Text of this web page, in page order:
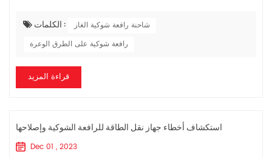
الكلمات :
شاحنة رافعة شوكية الغاز
رافعة شوكية على الطرق الوعرة
قراءة المزيد
استكشاف أخطاء جهاز نقل الطاقة للرافعة الشوكية وإصلاحها
Dec 01 , 2023